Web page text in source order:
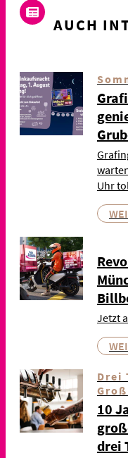
AUCH
Uhr
Jetzt
Drei
10
drei